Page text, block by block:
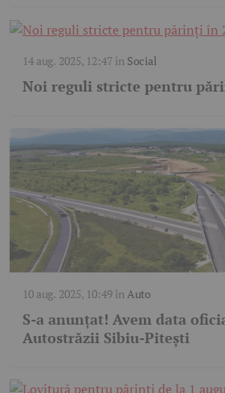
14 aug. 2025, 12:47în Social
Noi reguli stricte pentru
10 aug. 2025, 10:49înAuto
S-a anunțat! Avem data
Autostrăzii Sibiu-Pitești